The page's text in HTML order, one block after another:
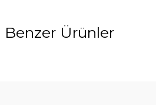
Benzer Ürünler